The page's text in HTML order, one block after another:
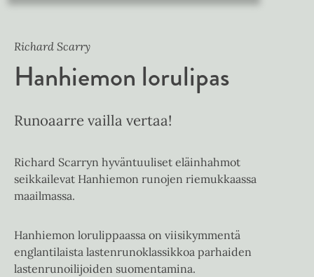
Richard Scarry
Hanhiemon lorulipas
Runoaarre vailla vertaa!
Richard Scarryn hyväntuuliset eläinhahmot
seikkailevat Hanhiemon runojen riemukkaassa
maailmassa.
Hanhiemon lorulippaassa on viisikymmentä
englantilaista lastenrunoklassikkoa parhaiden
lastenrunoilijoiden suomentamina.